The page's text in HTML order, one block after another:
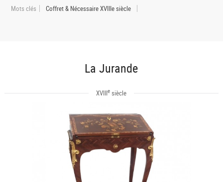
Mots clés Coffret & Nécessaire XVIIIe siècle
La Jurande
XVIIIe siècle